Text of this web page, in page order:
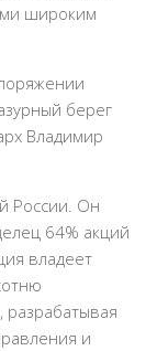
широким
берег
Владимир
России. Он
64% акций
владеет
, разрабатывая
и